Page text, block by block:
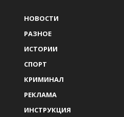
НОВОСТИ
РАЗНОЕ
ИСТОРИИ
СПОРТ
КРИМИНАЛ
РЕКЛАМА
ИНСТРУКЦИЯ